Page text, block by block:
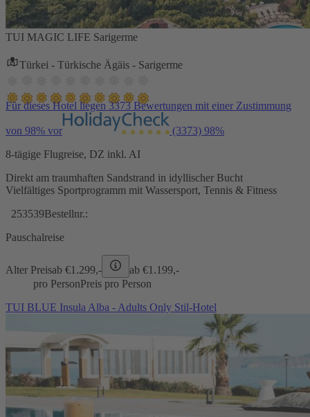
TUI MAGIC LIFE Sarigerme
Türkei - Türkische Ägäis - Sarigerme
Für dieses Hotel liegen 3373 Bewertungen mit einer Zustimmung
von 98% vor (3373) 98%
8-tägige Flugreise, DZ inkl. AI
Direkt am traumhaften Sandstrand in idyllischer Bucht
Vielfältiges Sportprogramm mit Wassersport, Tennis & Fitness
253539Bestellnr.:
Pauschalreise
Alter Preisab €1.299,- ab €1.199,-
pro PersonPreis pro Person
TUI BLUE Insula Alba - Adults Only Stil-Hotel